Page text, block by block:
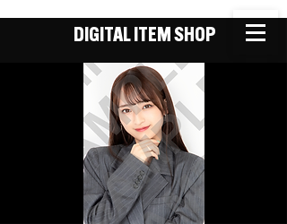
DIGITAL ITEM SHOP